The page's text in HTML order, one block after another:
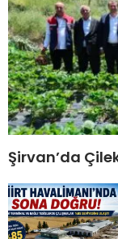
Şirvan’da